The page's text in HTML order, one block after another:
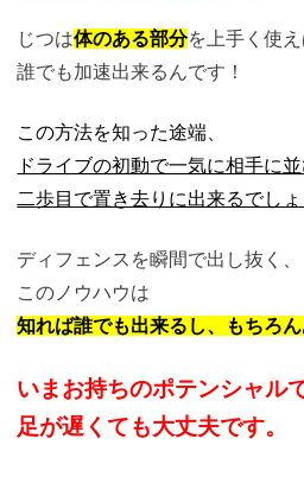
じつは体のある部分を上手く使
誰でも加速出来るんです！
この方法を知った途端、
ドライブの初動で一気に相手に並
二歩目で置き去りに出来るでしょ
ディフェンスを瞬間で出し抜く、
このノウハウは
知れば誰でも出来るし、もちろん
いまお持ちのポテンシャル
足が遅くても大丈夫です。